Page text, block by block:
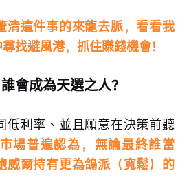
清這件事的來龍去脈，看看我
找避風港，抓住賺錢機會！
會成為天選之人？
低利率、並且願意在決策前聽
市場普遍認為，無論最終誰當
威爾持有更為鴿派（寬鬆）的